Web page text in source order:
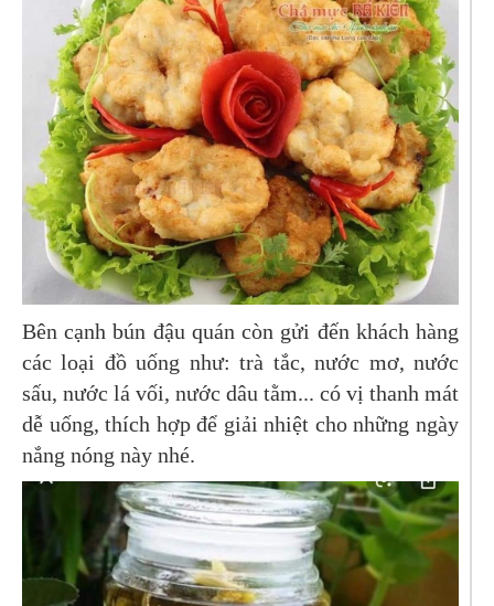
Bên cạnh bún đậu quán còn gửi đến khách hàng
các loại đồ uống như: trà tắc, nước mơ, nước
sấu, nước lá vối, nước dâu tằm... có vị thanh mát
dễ uống, thích hợp để giải nhiệt cho những ngày
nắng nóng này nhé.